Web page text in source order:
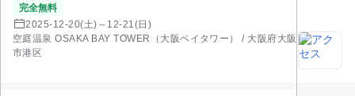
完全無料
2025-12-20(土)～12-21(日)
空庭温泉 OSAKA BAY TOWER（大阪ベイタワー） / 大阪府大阪
市港区